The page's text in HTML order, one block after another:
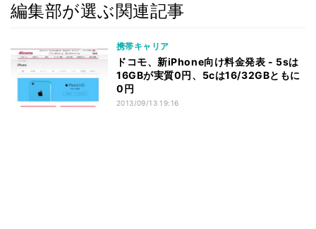
編集部が選ぶ関連記事
携帯キャリア
ドコモ、新iPhone向け料金発表 - 5sは
16GBが実質0円、5cは16/32GBともに
0円
2013/09/13 19:16